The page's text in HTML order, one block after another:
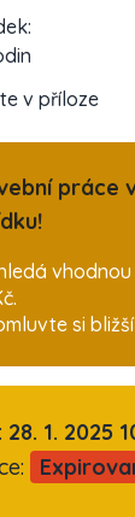
v příloze
práce
si
28. 1. 2025